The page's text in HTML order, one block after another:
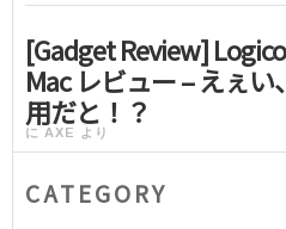
[Gadget Review]
Mac レビュー – えぇ
用だと！？
に AXE より
CATEGORY